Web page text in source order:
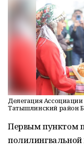
Делегация
Татышлинский район
Первым пунктом